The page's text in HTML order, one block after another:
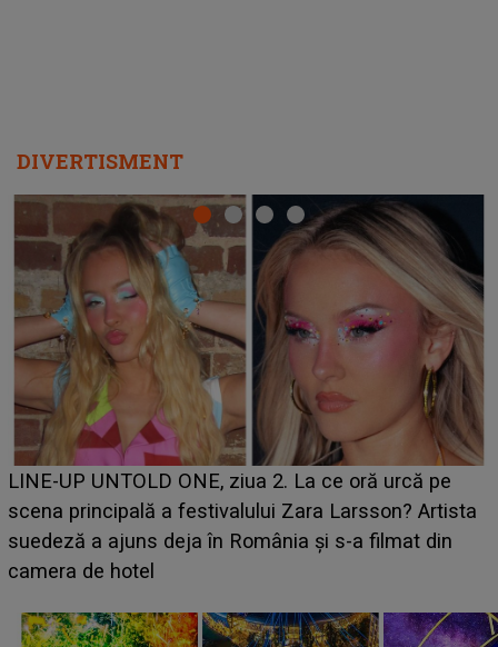
DIVERTISMENT
Ce a dezvăluit noua concurentă din "Casa Iubirii"
luat prin surprindere pe Emanuel. CINE ESTE
BĂIATUL VIZAT de Alexandra?! Aflându-se în fața
faptului împlinit, A RECUNOSCUT IMEDIAT: "Am